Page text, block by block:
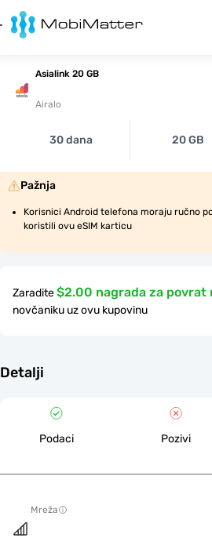
Asialink 20 GB
Airalo
30 dana 20 GB
Pažnja
Korisnici Android telefona moraju ručno
koristili ovu eSIM karticu
Zaradite$2.00 nagrada za povrat
novčaniku uz ovu kupovinu
Detalji
Podaci Pozivi
Mreža